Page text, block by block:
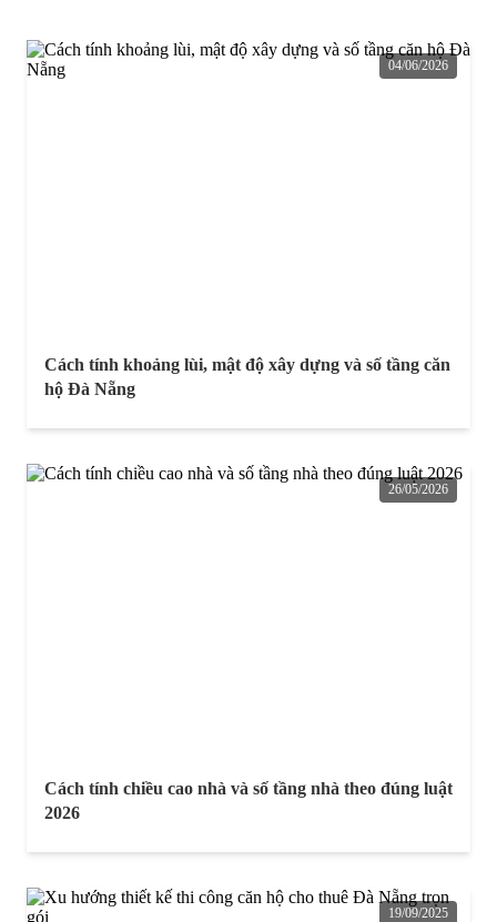
04/06/2026
Cách tính khoảng lùi, mật độ xây dựng và số tầng căn
hộ Đà Nẵng
26/05/2026
Cách tính chiều cao nhà và số tầng nhà theo đúng luật
2026
19/09/2025